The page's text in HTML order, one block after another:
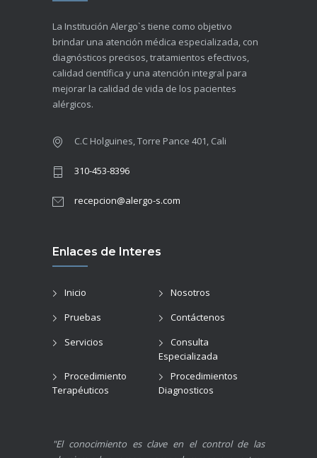
La Institución Alergo`s tiene como objetivo
brindar una atención médica especializada, con
diagnósticos precisos, tratamientos efectivos,
calidad científica y una atención integral para
mejorar la calidad de vida de los pacientes
alérgicos.
C.C Holguines, Torre Pance 401, Cali
310-453-8396
recepcion@alergo-s.com
Enlaces de Interes
Inicio
Nosotros
Pruebas
Contáctenos
Servicios
Consulta
Especializada
Procedimiento
Terapéuticos
Procedimientos
Diagnosticos
"El conocimiento es clave en el control de las